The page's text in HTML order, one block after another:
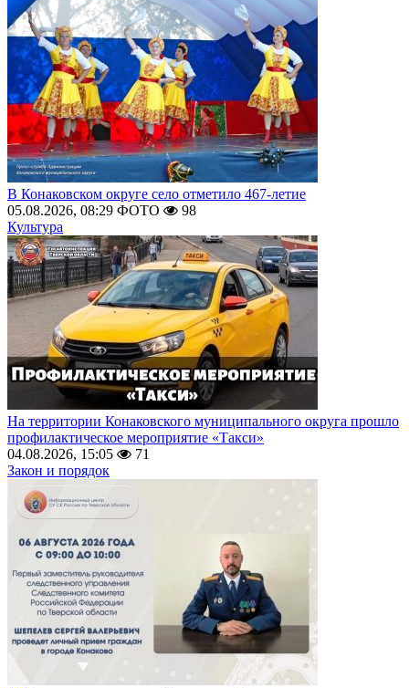
В Конаковском округе село отметило 467-летие
05.08.2026, 08:29 ФОТО
98
Культура
На территории Конаковского муниципального округа прошло
профилактическое мероприятие «Такси»
04.08.2026, 15:05
71
Закон и порядок